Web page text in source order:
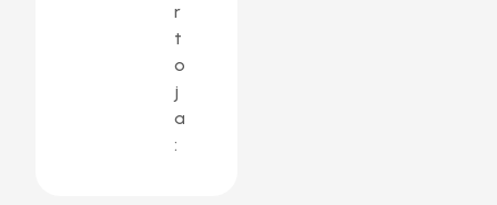
r
t
o
j
a
: